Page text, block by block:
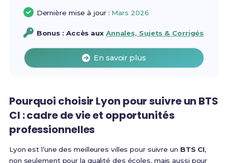
Dernière mise à jour : Mars 2026
Bonus : Accès aux Annales, Sujets & Corrigés
En savoir plus
Pourquoi choisir Lyon pour suivre un BTS
CI : cadre de vie et opportunités
professionnelles
Lyon est l’une des meilleures villes pour suivre un BTS CI,
non seulement pour la qualité des écoles, mais aussi pour